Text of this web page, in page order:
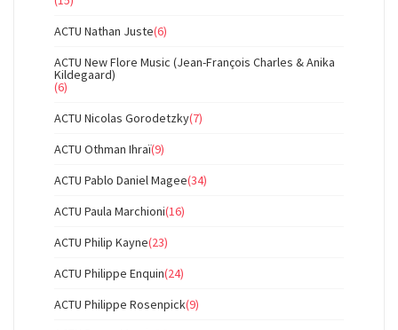
ACTU Nathan Juste(6)
ACTU New Flore Music (Jean-François Charles & Anika
Kildegaard)
(6)
ACTU Nicolas Gorodetzky(7)
ACTU Othman Ihraï(9)
ACTU Pablo Daniel Magee(34)
ACTU Paula Marchioni(16)
ACTU Philip Kayne(23)
ACTU Philippe Enquin(24)
ACTU Philippe Rosenpick(9)